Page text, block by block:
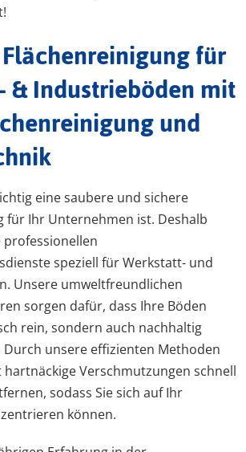
für
& Industrieböden mit
und
eine saubere und sichere
für Ihr Unternehmen ist. Deshalb
speziell für Werkstatt- und
Unsere umweltfreundlichen
sorgen dafür, dass Ihre Böden
rein, sondern auch nachhaltig
unsere effizienten Methoden
Verschmutzungen schnell
sodass Sie sich auf Ihr
können.